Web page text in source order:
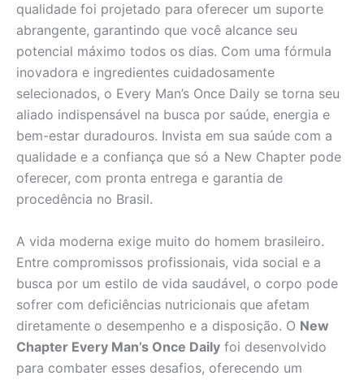
qualidade foi projetado para oferecer um suporte
abrangente, garantindo que você alcance seu
potencial máximo todos os dias. Com uma fórmula
inovadora e ingredientes cuidadosamente
selecionados, o Every Man’s Once Daily se torna seu
aliado indispensável na busca por saúde, energia e
bem-estar duradouros. Invista em sua saúde com a
qualidade e a confiança que só a New Chapter pode
oferecer, com pronta entrega e garantia de
procedência no Brasil.
A vida moderna exige muito do homem brasileiro.
Entre compromissos profissionais, vida social e a
busca por um estilo de vida saudável, o corpo pode
sofrer com deficiências nutricionais que afetam
diretamente o desempenho e a disposição. O New
Chapter Every Man’s Once Daily foi desenvolvido
para combater esses desafios, oferecendo um